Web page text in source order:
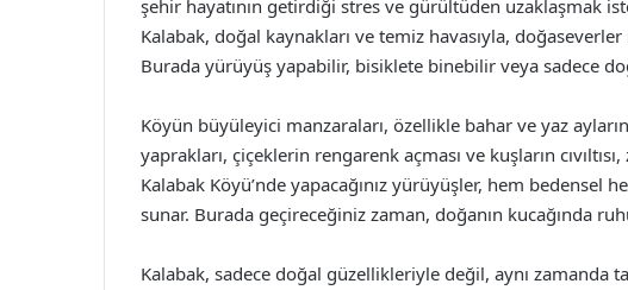
şehir hayatının getirdiği stres ve gürültüden uzaklaşmak
Kalabak, doğal kaynakları ve temiz havasıyla,
Burada yürüyüş yapabilir, bisiklete binebilir veya sadece
Köyün büyüleyici manzaraları, özellikle bahar ve yaz
yaprakları, çiçeklerin rengarenk açması ve kuşların
Kalabak Köyü’nde yapacağınız yürüyüşler, hem bedensel
sunar. Burada geçireceğiniz zaman, doğanın kucağında
Kalabak, sadece doğal güzellikleriyle değil, aynı